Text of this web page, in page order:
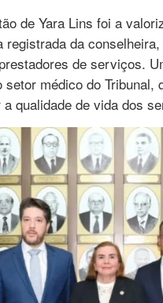
de Yara Lins foi a
registrada da
de serviços.
médico do
qualidade de vida dos